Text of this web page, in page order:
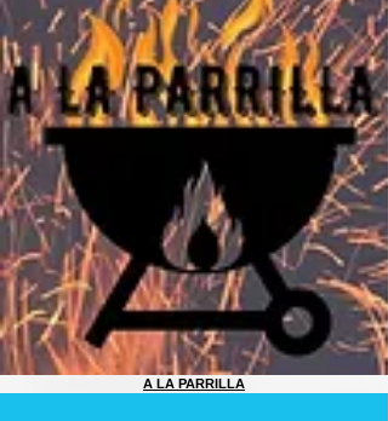
A LA PARRILLA